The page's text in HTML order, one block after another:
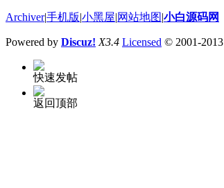
Archiver|手机版 小黑屋 网站地图 小白源码网
Powered by Discuz! X3.4 Licensed © 2001-2013
快速发帖
返回顶部